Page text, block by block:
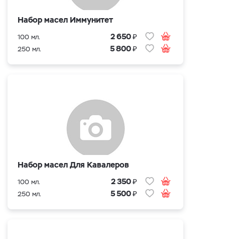
Набор масел Иммунитет
100 мл. 2 650₽
250 мл. 5 800₽
Набор масел Для Кавалеров
100 мл. 2 350₽
250 мл. 5 500₽